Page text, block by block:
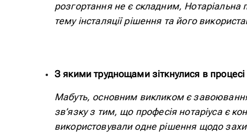
розгортання не є складним, Нотаріальна
тему інсталяції рішення та його
З якими труднощами зіткнулися в процесі
Мабуть, основним викликом є завоювання
зв’язку з тим, що професія нотаріуса є
використовували одне рішення щодо